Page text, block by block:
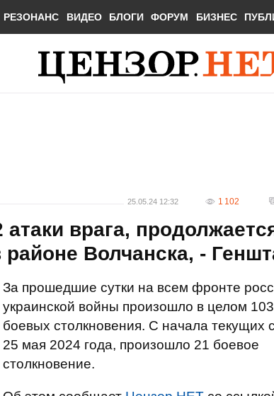
РЕЗОНАНС ВИДЕО БЛОГИ ФОРУМ БИЗНЕС
25.05.24 12:32 1 102
врага,
Волчанска, -
За прошедшие сутки на всем фронте
украинской войны произошло в целом 103
боевых столкновения. С начала текущих
25 мая 2024 года, произошло 21 боевое
столкновение.